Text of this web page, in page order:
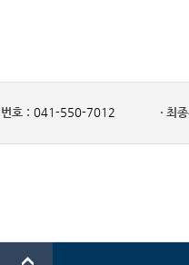
호 : 041-550-7012 최